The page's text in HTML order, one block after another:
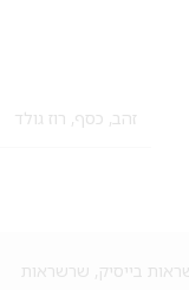
זהב, כסף, רוז גולד
בייסיק, שרשראות